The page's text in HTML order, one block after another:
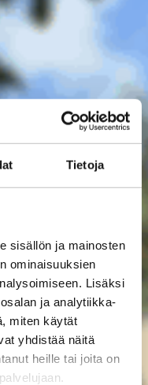
Tietoja
sisällön ja mainosten
ominaisuuksien
Lisäksi
ja analytiikka-
miten käytät
yhdistää näitä
heille tai joita on